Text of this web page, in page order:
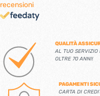
recensioni
QUALITÀ
AL TUO SERVIZIO
OLTRE 70 ANNI!
PAGAMENTI
CARTA DI